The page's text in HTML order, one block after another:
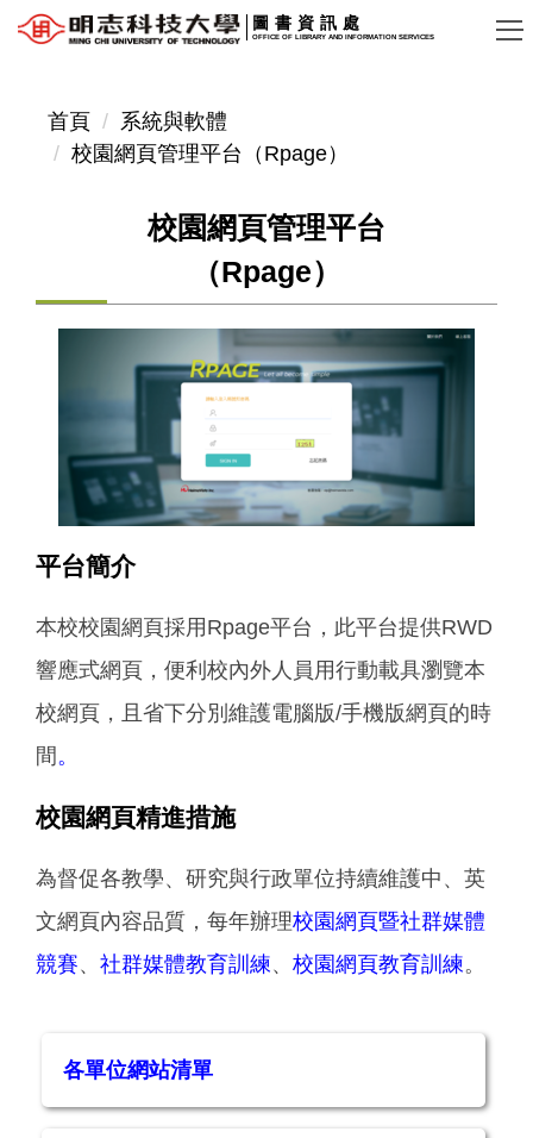
跳
圖書資訊處
OFFICE OF LIBRARY AND INFORMATION SERVICES
首頁
系統與軟體
校園網頁管理平台（Rpage）
校園網頁管理平台
（Rpage）
平台簡介
本校校園網頁採用Rpage平台，此平台提供RWD
響應式網頁，便利校內外人員用行動載具瀏覽本
校網頁，且省下分別維護電腦版/手機版網頁的時
間 。
校園網頁精進措施
為督促各教學、研究與行政單位持續維護中、英
文網頁內容品質，每年辦理校園網頁暨社群媒體
競賽、 社群媒體教育訓練、 校園網頁教育訓練。
各單位網站清單